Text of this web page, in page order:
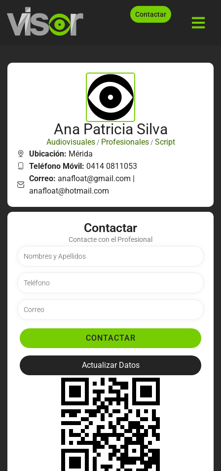
Contactar
Ana Patricia Silva
Audiovisuales/ Profesionales/ Script
Ubicación: Mérida
Teléfono Móvil: 0414 0811053
Correo: anafloat@gmail.com |
anafloat@hotmail.com
Contactar
Contacte con el Profesional
CONTACTAR
Actualizar Datos